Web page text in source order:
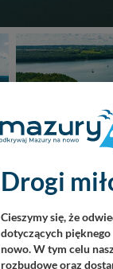
Drogi
Cieszymy się, że
dotyczących
nowo. W tym celu
rozbudowę oraz